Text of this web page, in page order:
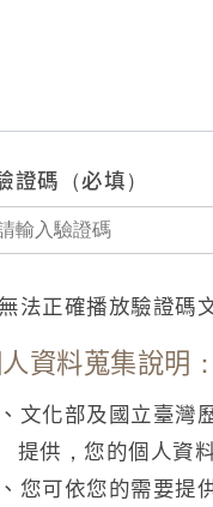
證碼（必填）
法正確播放驗證碼
資料蒐集說明：
文化部及國立臺灣
提供，您的個人資
您可依您的需要提